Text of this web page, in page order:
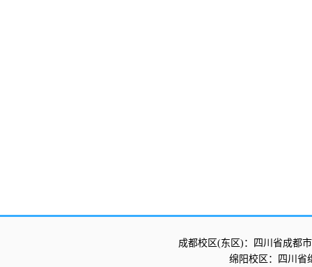
成都校区(东区)：四川省成都
绵阳校区：四川省